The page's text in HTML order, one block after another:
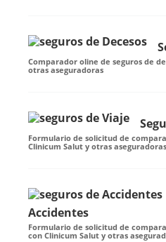
Comparador oline de seguros de
otras aseguradoras
Formulario de solicitud de
Clinicum Salut y otras aseguradoras
Accidentes
Formulario de solicitud de
con Clinicum Salut y otras